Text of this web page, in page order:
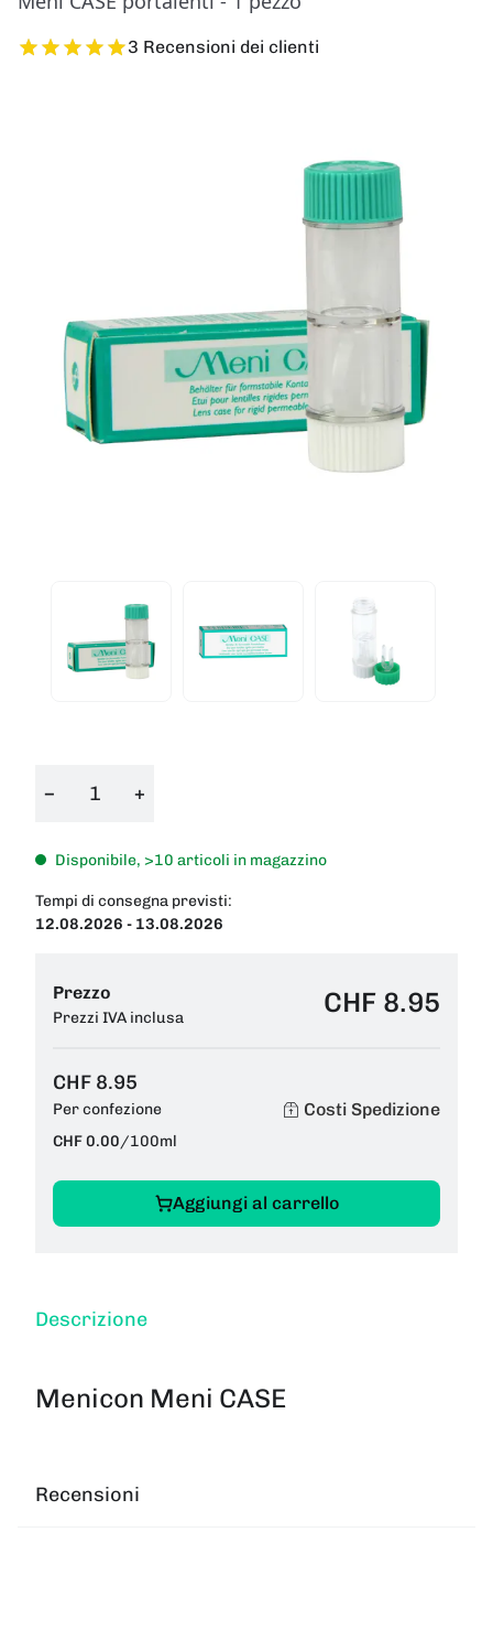
3 Recensioni dei clienti
− +
Disponibile, >10 articoli in magazzino
Tempi di consegna previsti:
12.08.2026 - 13.08.2026
Prezzo
Prezzi IVA inclusa CHF 8.95
CHF 8.95
Per confezione
CHF 0.00/100ml
Costi Spedizione
Aggiungi al carrello
Descrizione
Menicon Meni CASE
Recensioni